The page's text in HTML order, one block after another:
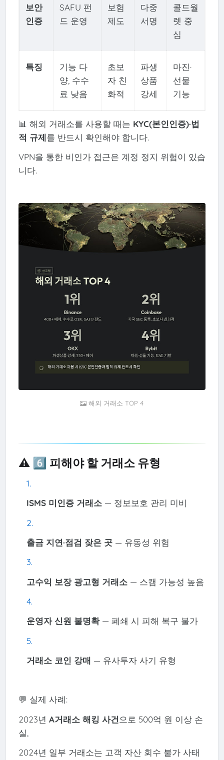
보안
인증
SAFU 펀
드 운영
보험
제도
다중
서명
콜드월
렛 중
심
특징
기능 다
양, 수수
료 낮음
초보
자 친
화적
파생
상품
강세
마진·
선물
기능
📊 해외 거래소를 사용할 때는 KYC(본인인증)·법
적 규제를 반드시 확인해야 합니다.
VPN을 통한 비인가 접근은 계정 정지 위험이 있습
니다.
해외 거래소 TOP 4
⚠️ 6️⃣ 피해야 할 거래소 유형
ISMS 미인증 거래소— 정보보호 관리 미비
출금 지연·점검 잦은 곳— 유동성 위험
고수익 보장 광고형 거래소— 스캠 가능성 높음
운영자 신원 불명확— 폐쇄 시 피해 복구 불가
거래소 코인 강매 — 유사투자 사기 유형
💬 실제 사례:
2023년 A거래소 해킹 사건으로 500억 원 이상 손
실,
2024년 일부 거래소는 고객 자산 회수 불가 사태